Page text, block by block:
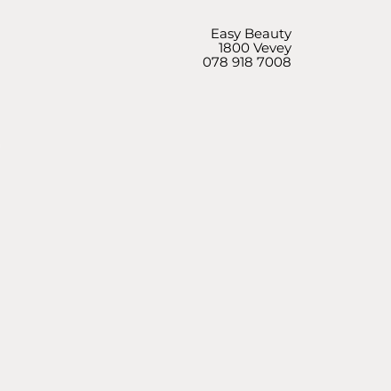
Easy Beauty
1800 Vevey
078 918 7008